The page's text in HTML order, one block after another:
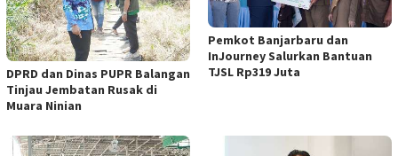
DPRD dan Dinas PUPR Balangan
Tinjau Jembatan Rusak di
Muara Ninian
Pemkot Banjarbaru dan
InJourney Salurkan Bantuan
TJSL Rp319 Juta